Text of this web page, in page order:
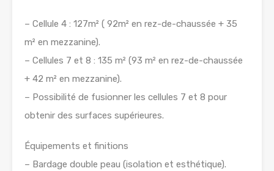
– Cellule 4 : 127m² ( 92m² en rez-de-chaussée + 35
m² en mezzanine).
– Cellules 7 et 8 : 135 m² (93 m² en rez-de-chaussée
+ 42 m² en mezzanine).
– Possibilité de fusionner les cellules 7 et 8 pour
obtenir des surfaces supérieures.
Équipements et finitions
– Bardage double peau (isolation et esthétique).